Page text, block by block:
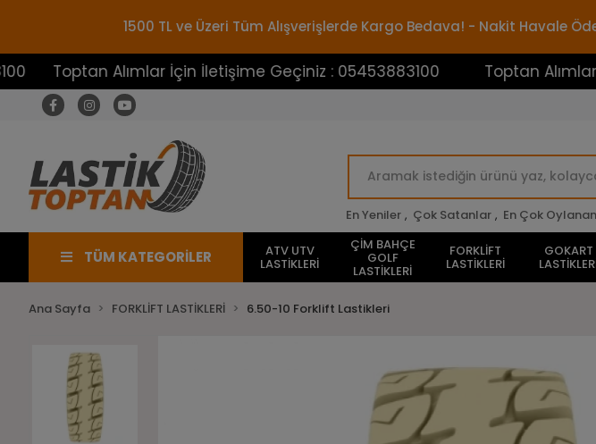
1500 TL ve Üzeri Tüm Alışverişlerde Kargo Bedava! - Nakit Havale
Alımlar İçin İletişime Geçiniz : 05453883100 Toptan Alımlar İçin
En Yeniler , Çok Satanlar , En Çok
TÜM KATEGORİLER ATV UTV
LASTİKLERİ
ÇİM BAHÇE
GOLF
LASTİKLERİ
FORKLİFT
LASTİKLERİ
GOKART
Ana Sayfa FORKLİFT LASTİKLERİ 6.50-10 Forklift Lastikleri